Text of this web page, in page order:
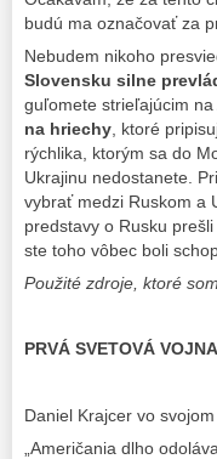
budú ma označovať za
Nebudem nikoho
Slovensku silne
guľomete strieľajúcim na
na hriechy , ktoré
rýchlika, ktorým sa do
Ukrajinu nedostanete.
vybrať medzi Ruskom a
predstavy o Rusku
ste toho vôbec boli
Použité zdroje, ktoré
PRVÁ SVETOVÁ
Daniel Krajcer vo
„Američania dlho